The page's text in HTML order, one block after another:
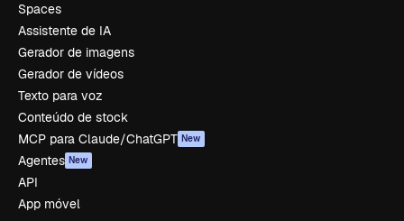
Spaces
Assistente de IA
Gerador de imagens
Gerador de vídeos
Texto para voz
Conteúdo de stock
MCP para Claude/ChatGPT New
Agentes New
API
App móvel